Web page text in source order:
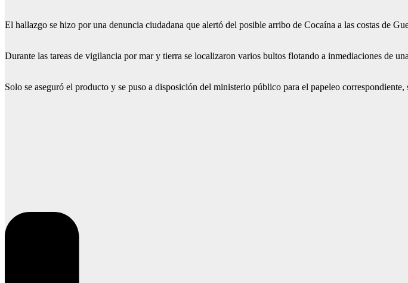
El hallazgo se hizo por una denuncia ciudadana que alertó del posible arribo de Cocaína a las costas de
Durante las tareas de vigilancia por mar y tierra se localizaron varios bultos flotando a inmediaciones de
Solo se aseguró el producto y se puso a disposición del ministerio público para el papeleo